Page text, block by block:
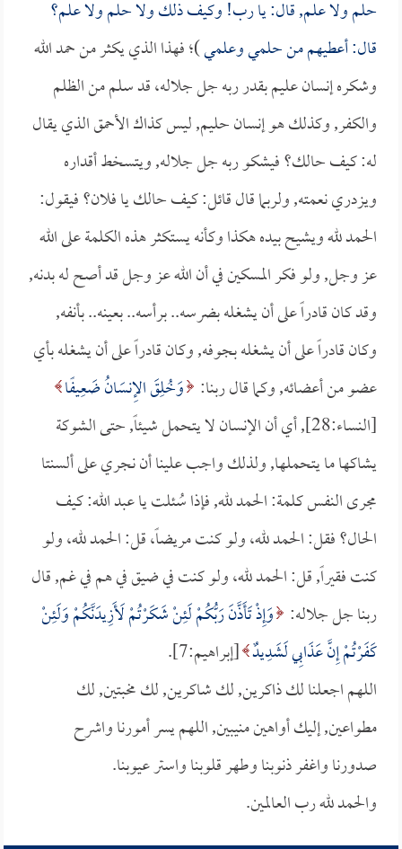
حلم ولا علم, قال: يا رب! وكيف ذلك ولا حلم ولا علم؟
قال: أعطيهم من حلمي وعلمي)؛ فهذا الذي يكثر من حمد الله
وشكره إنسان عليم بقدر ربه جل جلاله، قد سلم من الظلم
والكفر, وكذلك هو إنسان حليم, ليس كذاك الأحمق الذي يقال
له: كيف حالك؟ فيشكو ربه جل جلاله, ويتسخط أقداره
ويزدري نعمته, ولربما قال قائل: كيف حالك يا فلان؟ فيقول:
الحمد لله ويشيح بيده هكذا وكأنه يستكثر هذه الكلمة على الله
عز وجل, ولو فكر المسكين في أن الله عز وجل قد أصح له بدنه,
وقد كان قادراً على أن يشغله بضرسه.. برأسه.. بعينه.. بأنفه,
وكان قادراً على أن يشغله بجوفه, وكان قادراً على أن يشغله بأي
عضو من أعضائه, وكما قال ربنا: وَخُلِقَ الإِنسَانُ ضَعِيفًا
[النساء:28], أي أن الإنسان لا يتحمل شيئاً, حتى الشوكة
يشاكها ما يتحملها, ولذلك واجب علينا أن نجري على ألسنتا
مجرى النفس كلمة: الحمد لله, فإذا سُئلت يا عبد الله: كيف
الحال؟ فقل: الحمد لله، ولو كنت مريضاً، قل: الحمد لله، ولو
كنت فقيراً, قل: الحمد لله، ولو كنت في ضيق في هم في غم, قال
ربنا جل جلاله: وَإِذْ تَأَذَّنَ رَبُّكُمْ لَئِنْ شَكَرْتُمْ لَأَزِيدَنَّكُمْ وَلَئِنْ
كَفَرْتُمْ إِنَّ عَذَابِي لَشَدِيدٌ [إبراهيم:7].
اللهم اجعلنا لك ذاكرين, لك شاكرين, لك مخبتين, لك
مطواعين, إليك أواهين منيبين, اللهم يسر أمورنا واشرح
صدورنا واغفر ذنوبنا وطهر قلوبنا واستر عيوبنا.
والحمد لله رب العالمين.